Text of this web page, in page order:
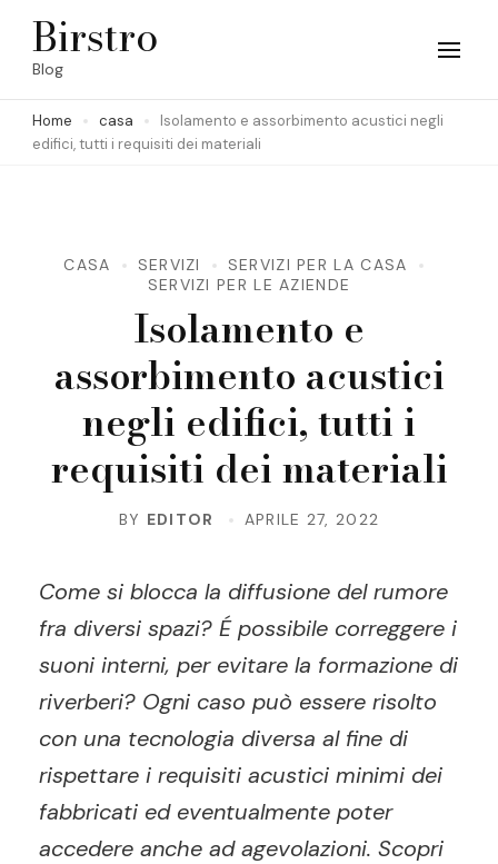
Skip
(Press
Birstro
Blog
Home casa
Isolamento e assorbimento acustici negli
edifici, tutti i requisiti dei materiali
CASA SERVIZI
SERVIZI PER LA CASA
SERVIZI PER LE AZIENDE
Isolamento e
assorbimento acustici
negli edifici, tutti i
requisiti dei materiali
BY EDITOR APRILE 27, 2022
Come si blocca la diffusione del rumore
fra diversi spazi? É possibile correggere i
suoni interni, per evitare la formazione di
riverberi? Ogni caso può essere risolto
con una tecnologia diversa al fine di
rispettare i requisiti acustici minimi dei
fabbricati ed eventualmente poter
accedere anche ad agevolazioni. Scopri